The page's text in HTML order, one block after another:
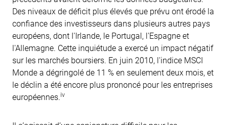
Des niveaux de déficit plus élevés que prévu ont érodé la
confiance des investisseurs dans plusieurs autres pays
européens, dont l'Irlande, le Portugal, l'Espagne et
l'Allemagne. Cette inquiétude a exercé un impact négatif
sur les marchés boursiers. En juin 2010, l'indice MSCI
Monde a dégringolé de 11 % en seulement deux mois, et
le déclin a été encore plus prononcé pour les entreprises
européennes.iv